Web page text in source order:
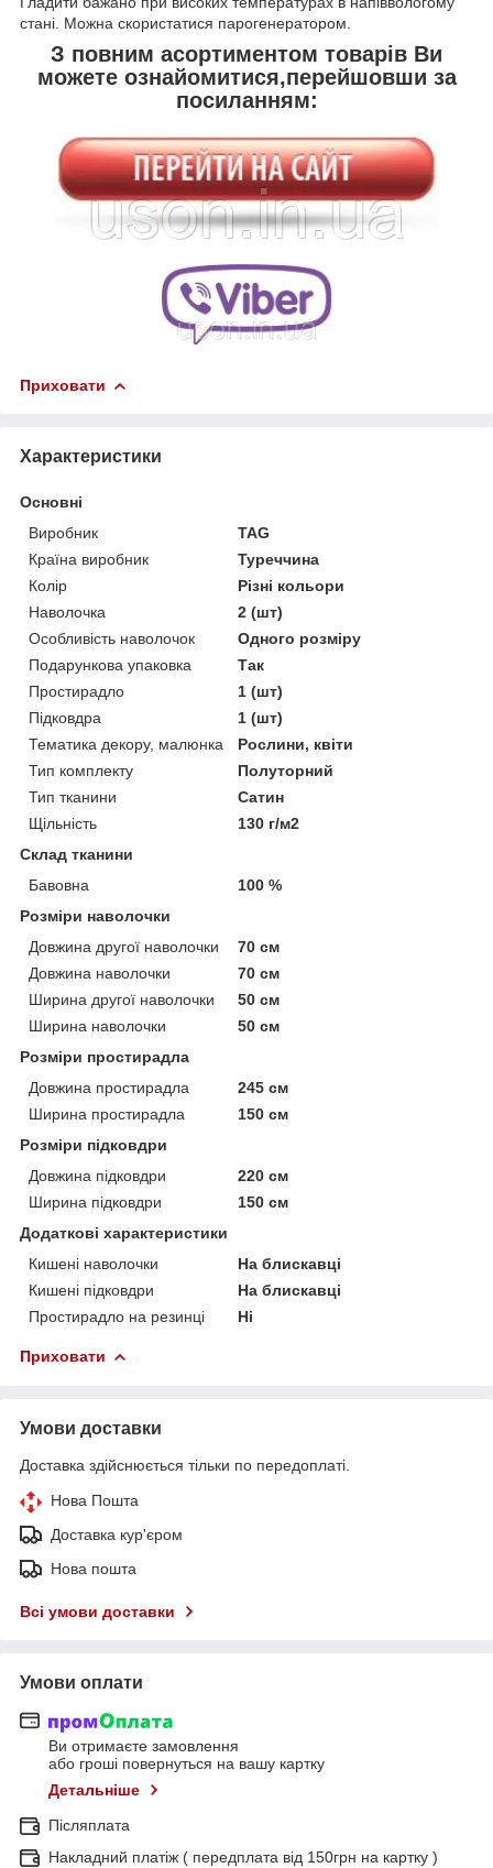
стані. Можна скористатися парогенератором.
З повним асортиментом товарів Ви
можете ознайомитися,перейшовши за
посиланням:
Приховати
Характеристики
Основні
Виробник
TAG
Країна виробник
Туреччина
Колір
Різні кольори
Наволочка
2 (шт)
Особливість наволочок
Одного розміру
Подарункова упаковка
Так
Простирадло
1 (шт)
Підковдра
1 (шт)
Тематика декору, малюнка
Рослини, квіти
Тип комплекту
Полуторний
Тип тканини
Сатин
Щільність
130 г/м2
Склад тканини
Бавовна
100 %
Розміри наволочки
Довжина другої наволочки
70 см
Довжина наволочки
70 см
Ширина другої наволочки
50 см
Ширина наволочки
50 см
Розміри простирадла
Довжина простирадла
245 см
Ширина простирадла
150 см
Розміри підковдри
Довжина підковдри
220 см
Ширина підковдри
150 см
Додаткові характеристики
Кишені наволочки
На блискавці
Кишені підковдри
На блискавці
Простирадло на резинці
Ні
Приховати
Умови доставки
Доставка здійснюється тільки по передоплаті.
Нова Пошта
Доставка кур'єром
Нова пошта
Всі умови доставки
Умови оплати
Ви отримаєте замовлення
або гроші повернуться на вашу картку
Детальніше
Післяплата
Накладний платіж ( передплата від 150грн на картку )